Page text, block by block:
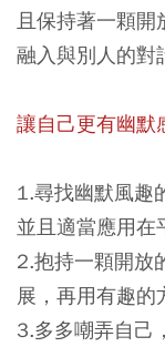
且保持著一顆開
融入與別人的對
讓自己更有幽默
1.尋找幽默風趣
並且適當應用在
2.抱持一顆開放
展，再用有趣的
3.多多嘲弄自己